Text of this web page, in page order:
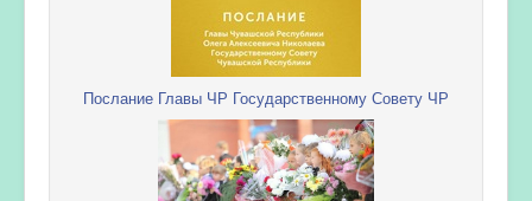
Послание Главы ЧР Государственному Совету ЧР